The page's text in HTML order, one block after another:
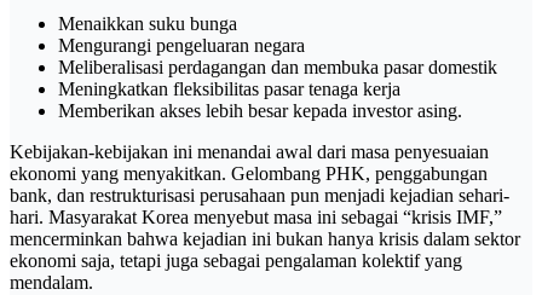
Menaikkan suku bunga
Mengurangi pengeluaran negara
Meliberalisasi perdagangan dan membuka pasar domestik
Meningkatkan fleksibilitas pasar tenaga kerja
Memberikan akses lebih besar kepada investor asing.
Kebijakan-kebijakan ini menandai awal dari masa penyesuaian
ekonomi yang menyakitkan. Gelombang PHK, penggabungan
bank, dan restrukturisasi perusahaan pun menjadi kejadian sehari-
hari. Masyarakat Korea menyebut masa ini sebagai “krisis IMF,”
mencerminkan bahwa kejadian ini bukan hanya krisis dalam sektor
ekonomi saja, tetapi juga sebagai pengalaman kolektif yang
mendalam.